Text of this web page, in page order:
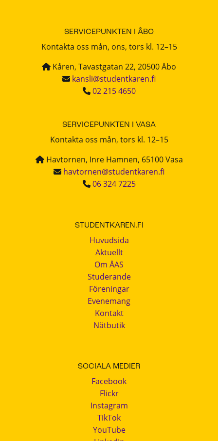
SERVICEPUNKTEN I ÅBO
Kontakta oss mån, ons, tors kl. 12–15
Kåren, Tavastgatan 22, 20500 Åbo
kansli@studentkaren.fi
02 215 4650
SERVICEPUNKTEN I VASA
Kontakta oss mån, tors kl. 12–15
Havtornen, Inre Hamnen, 65100 Vasa
havtornen@studentkaren.fi
06 324 7225
STUDENTKAREN.FI
Huvudsida
Aktuellt
Om ÅAS
Studerande
Föreningar
Evenemang
Kontakt
Nätbutik
SOCIALA MEDIER
Facebook
Flickr
Instagram
TikTok
YouTube